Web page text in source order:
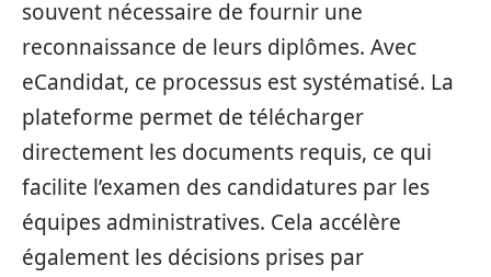
souvent nécessaire de fournir une
reconnaissance de leurs diplômes. Avec
eCandidat, ce processus est systématisé. La
plateforme permet de télécharger
directement les documents requis, ce qui
facilite l’examen des candidatures par les
équipes administratives. Cela accélère
également les décisions prises par